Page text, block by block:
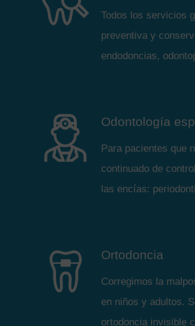
Todos los servicios
preventiva y
endodoncias,
Odontología
Para pacientes que
continuado de
las encías:
Ortodoncia
Corregimos la
en niños y adultos.
ortodoncia invisible